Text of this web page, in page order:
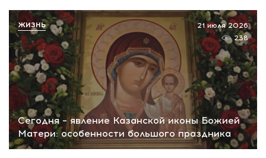
Сегодня – явление Казанской иконы Божией
Матери: особенности большого праздника
21 июля 2026
238
ЖИЗНЬ